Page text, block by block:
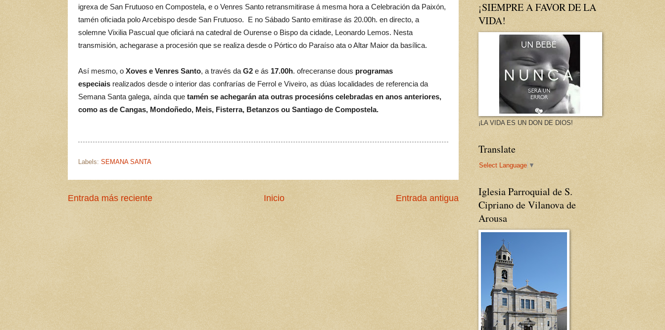
igrexa de San Frutuoso en Compostela, e o Venres Santo retransmitirase á mesma hora a Celebración da Paixón,
tamén oficiada polo Arcebispo desde San Frutuoso. E no Sábado Santo emitirase ás 20.00h. en directo, a
solemne Vixilia Pascual que oficiará na catedral de Ourense o Bispo da cidade, Leonardo Lemos. Nesta
transmisión, achegarase a procesión que se realiza desde o Pórtico do Paraíso ata o Altar Maior da basílica.
Así mesmo, o Xoves e Venres Santo, a través da G2 e ás 17.00h. ofreceranse dous programas
especiais realizados desde o interior das confrarías de Ferrol e Viveiro, as dúas localidades de referencia da
Semana Santa galega, aínda que tamén se achegarán ata outras procesións celebradas en anos anteriores,
como as de Cangas, Mondoñedo, Meis, Fisterra, Betanzos ou Santiago de Compostela.
Labels: SEMANA SANTA
Entrada más reciente Entrada antigua
Inicio
¡SIEMPRE A FAVOR DE LA
VIDA!
¡LA VIDA ES UN DON DE DIOS!
Translate
Select Language ▼
Iglesia Parroquial de S.
Cipriano de Vilanova de
Arousa